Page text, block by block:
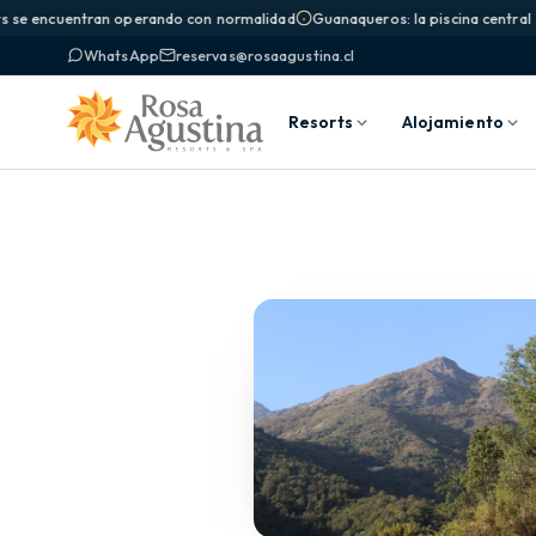
encuentran operando con normalidad
Guanaqueros: la piscina central
WhatsApp
reservas@rosaagustina.cl
Resorts Alojamiento